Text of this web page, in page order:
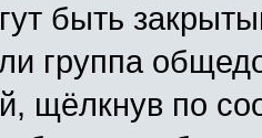
быть
группа
щёлкнув по